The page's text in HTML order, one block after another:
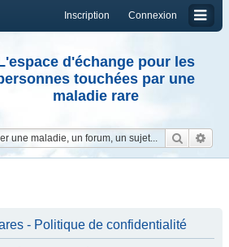
Connexion
Inscription
d'échange pour les
touchées par une
maladie rare
- Politique de confidentialité